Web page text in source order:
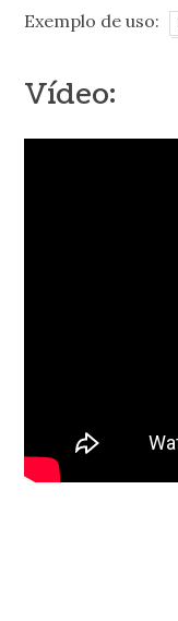
Exemplo de uso:
Vídeo: